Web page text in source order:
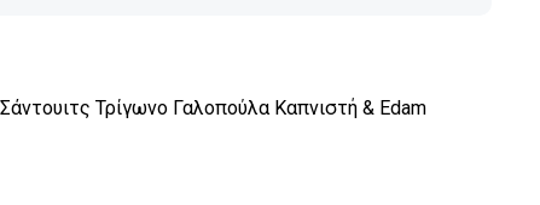
Τρίγωνο Γαλοπούλα Καπνιστή & Edam